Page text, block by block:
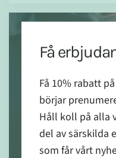
Få
Få 10% rabatt
börjar
Håll koll på alla
del av särskilda
som får vårt